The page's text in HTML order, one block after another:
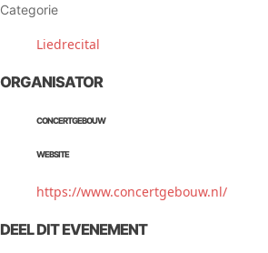
Categorie
Liedrecital
ORGANISATOR
CONCERTGEBOUW
WEBSITE
https://www.concertgebouw.nl/
DEEL DIT EVENEMENT